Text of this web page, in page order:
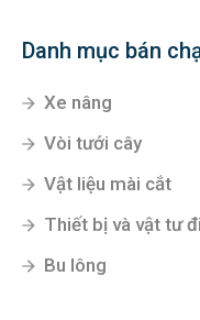
Danh mục bán
Xe nâng
Vòi tưới cây
Vật liệu mài cắt
Thiết bị và vật tư
Bu lông